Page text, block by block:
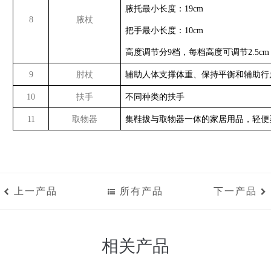
8 腋杖
腋托最小长度：19cm
把手最小长度：10cm
高度调节分9档，每档高度可调节
9 肘杖 辅助人体支撑体重、保持平衡和辅助
10 扶手 不同种类的扶手
11 取物器 集鞋拔与取物器一体的家居用品，轻
上一产品 所有产品 下一产品
相关产品